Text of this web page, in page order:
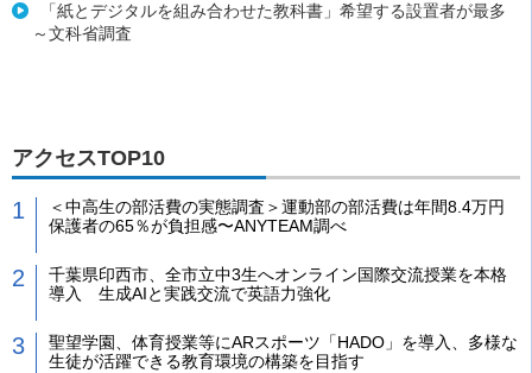
「紙とデジタルを組み合わせた教科書」希望する設置者が最多
～文科省調査
アクセスTOP10
＜中高生の部活費の実態調査＞運動部の部活費は年間8.4万円
保護者の65％が負担感〜ANYTEAM調べ
千葉県印西市、全市立中3生へオンライン国際交流授業を本格
導入 生成AIと実践交流で英語力強化
聖望学園、体育授業等にARスポーツ「HADO」を導入、多様な
生徒が活躍できる教育環境の構築を目指す